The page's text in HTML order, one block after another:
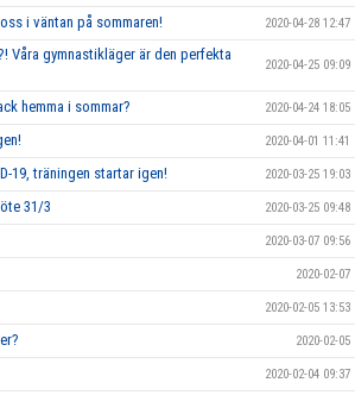
i väntan på sommaren! 2020-04-28 12:47
Våra gymnastikläger är den perfekta
2020-04-25 09:09
hemma i sommar? 2020-04-24 18:05
2020-04-01 11:41
19, träningen startar igen! 2020-03-25 19:03
31/3 2020-03-25 09:48
2020-03-07 09:56
2020-02-07
2020-02-05 13:53
2020-02-05
2020-02-04 09:37